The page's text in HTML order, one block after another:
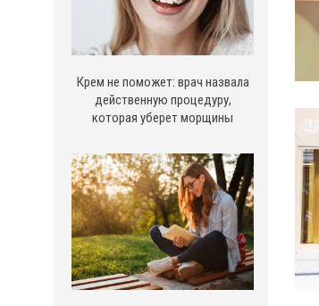
Крем не поможет: врач назвала
действенную процедуру,
которая уберет морщины